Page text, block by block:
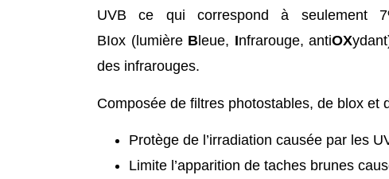
UVB ce qui correspond à seulement
BIox (lumière B leue, Infrarouge, antiOX
des infrarouges.
Composée de filtres photostables, de blox et
Protège de l’irradiation causée par les
Limite l’apparition de taches brunes